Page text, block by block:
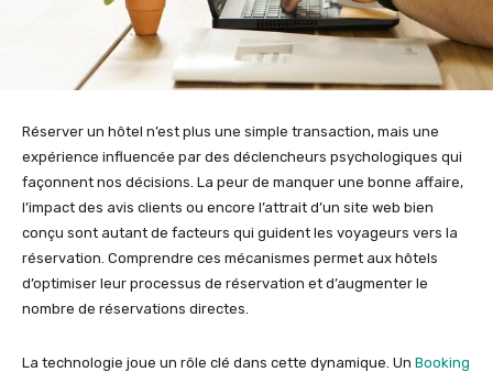
Réserver un hôtel n’est plus une simple transaction, mais une
expérience influencée par des déclencheurs psychologiques qui
façonnent nos décisions. La peur de manquer une bonne affaire,
l’impact des avis clients ou encore l’attrait d’un site web bien
conçu sont autant de facteurs qui guident les voyageurs vers la
réservation. Comprendre ces mécanismes permet aux hôtels
d’optimiser leur processus de réservation et d’augmenter le
nombre de réservations directes.
La technologie joue un rôle clé dans cette dynamique. Un Booking